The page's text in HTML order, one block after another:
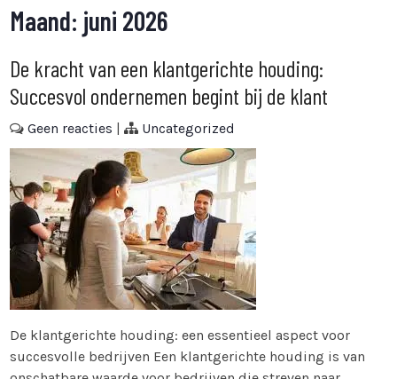
Maand: juni 2026
De kracht van een klantgerichte houding:
Succesvol ondernemen begint bij de klant
Geen reacties | Uncategorized
De klantgerichte houding: een essentieel aspect voor
succesvolle bedrijven Een klantgerichte houding is van